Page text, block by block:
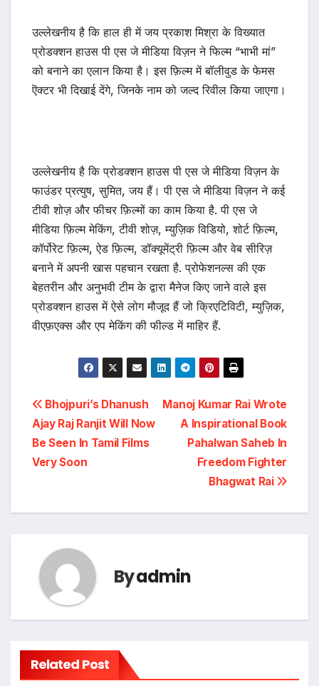
उल्लेखनीय है कि हाल ही में जय प्रकाश मिश्रा के विख्यात
प्रोडक्शन हाउस पी एस जे मीडिया विज़न ने फिल्म “भाभी मां”
को बनाने का एलान किया है। इस फ़िल्म में बॉलीवुड के फेमस
ऎक्टर भी दिखाई देंगे, जिनके नाम को जल्द रिवील किया जाएगा।
उल्लेखनीय है कि प्रोडक्शन हाउस पी एस जे मीडिया विज़न के
फाउंडर प्रत्युष, सुमित, जय हैं। पी एस जे मीडिया विज़न ने कई
टीवी शोज़ और फीचर फ़िल्मों का काम किया है. पी एस जे
मीडिया फ़िल्म मेकिंग, टीवी शोज़, म्युज़िक विडियो, शोर्ट फ़िल्म,
कॉर्पोरेट फ़िल्म, ऐड फ़िल्म, डॉक्यूमेंट्री फ़िल्म और वेब सीरिज़
बनाने में अपनी खास पहचान रखता है. प्रोफेशनल्स की एक
बेहतरीन और अनुभवी टीम के द्वारा मैनेज किए जाने वाले इस
प्रोडक्शन हाउस में ऐसे लोग मौजूद हैं जो क्रिएटिविटी, म्युज़िक,
वीएफ़एक्स और एप मेकिंग की फील्ड में माहिर हैं.
Post
navigation
Manoj Kumar Rai Wrote
A Inspirational Book
Pahalwan Saheb In
Freedom Fighter
Bhagwat Rai
Bhojpuri’s Dhanush
Ajay Raj Ranjit Will Now
Be Seen In Tamil Films
Very Soon
Byadmin
Related Post